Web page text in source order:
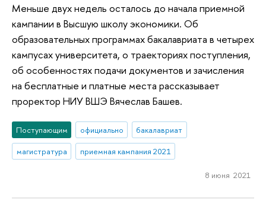
Меньше двух недель осталось до начала приемной
кампании в Высшую школу экономики. Об
образовательных программах бакалавриата в четырех
кампусах университета, о траекториях поступления,
об особенностях подачи документов и зачисления
на бесплатные и платные места рассказывает
проректор НИУ ВШЭ Вячеслав Башев.
Поступающим официально
бакалавриат
магистратура
приемная кампания 2021
8 июня 2021